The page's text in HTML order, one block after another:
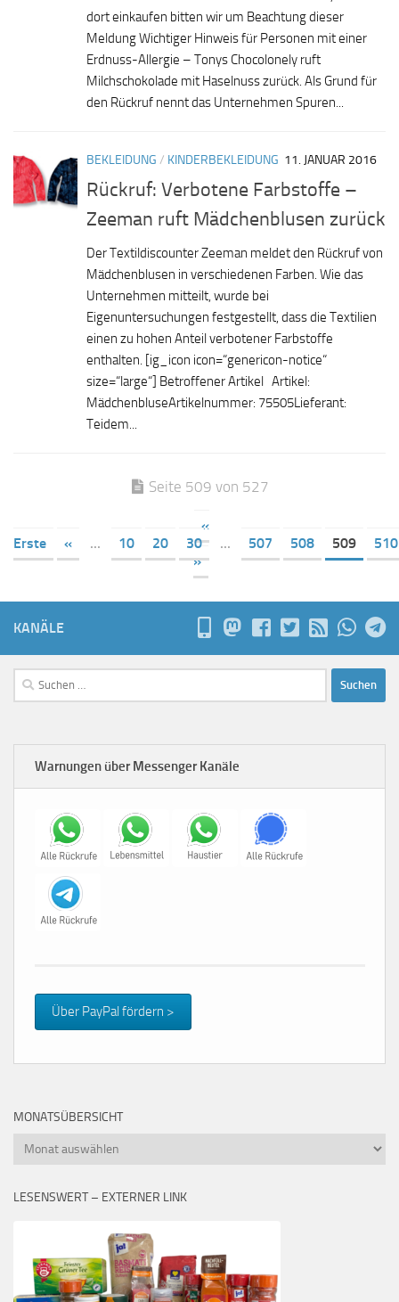
dort einkaufen bitten wir um Beachtung dieser
Meldung Wichtiger Hinweis für Personen mit einer
Erdnuss-Allergie – Tonys Chocolonely ruft
Milchschokolade mit Haselnuss zurück. Als Grund für
den Rückruf nennt das Unternehmen Spuren...
BEKLEIDUNG / KINDERBEKLEIDUNG 11. JANUAR 2016
Rückruf: Verbotene Farbstoffe –
Zeeman ruft Mädchenblusen zurück
Der Textildiscounter Zeeman meldet den Rückruf von
Mädchenblusen in verschiedenen Farben. Wie das
Unternehmen mitteilt, wurde bei
Eigenuntersuchungen festgestellt, dass die Textilien
einen zu hohen Anteil verbotener Farbstoffe
enthalten. [ig_icon icon=“genericon-notice“
size=“large“] Betroffener Artikel Artikel:
MädchenbluseArtikelnummer: 75505Lieferant:
Teidem...
Seite 509 von 527
«
Erste
« ... 10 20 30 ... 507 508 509
510
»
KANÄLE
Suchen
nach:
Warnungen über Messenger Kanäle
Über PayPal fördern >
MONATSÜBERSICHT
Monatsübersicht
LESENSWERT – EXTERNER LINK